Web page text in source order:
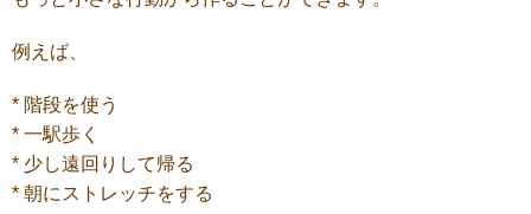
例えば、
* 階段を使う
* 一駅歩く
* 少し遠回りして帰る
* 朝にストレッチをする